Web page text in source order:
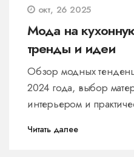
окт, 26 2025
Мода на
тренды и идеи
Обзор модных
2024 года, выбор
интерьером и
Читать далее